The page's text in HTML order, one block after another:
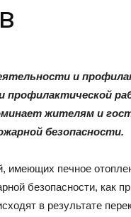
и
профилактической
жителям и
безопасности.
имеющих печное
безопасности, как
в результате